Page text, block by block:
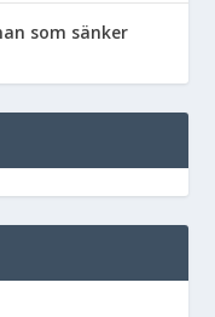
som sänker